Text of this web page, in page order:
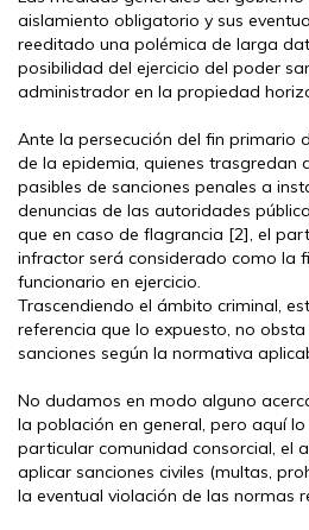
aislamiento obligatorio y sus
reeditado una polémica de larga
posibilidad del ejercicio del poder
administrador en la propiedad
Ante la persecución del fin primario
de la epidemia, quienes trasgredan
pasibles de sanciones penales a
denuncias de las autoridades
que en caso de flagrancia [2], el
infractor será considerado como la
funcionario en ejercicio.
Trascendiendo el ámbito criminal,
referencia que lo expuesto, no
sanciones según la normativa
No dudamos en modo alguno
la población en general, pero aquí
particular comunidad consorcial, el
aplicar sanciones civiles (multas,
la eventual violación de las normas